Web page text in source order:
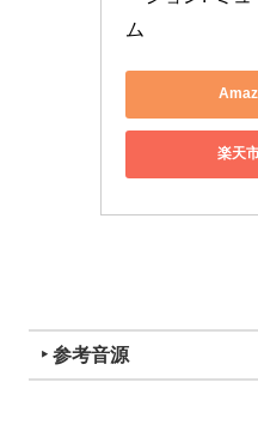
ム
楽天
‣ 参考音源